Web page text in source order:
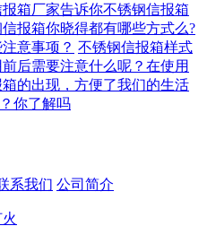
箱厂家告诉你不锈钢信报箱
报箱你晓得都有哪些方式么?
意事项？ 不锈钢信报箱样式
后需要注意什么呢？在使用
的出现，方便了我们的生活
你了解吗
系我们 公司简介